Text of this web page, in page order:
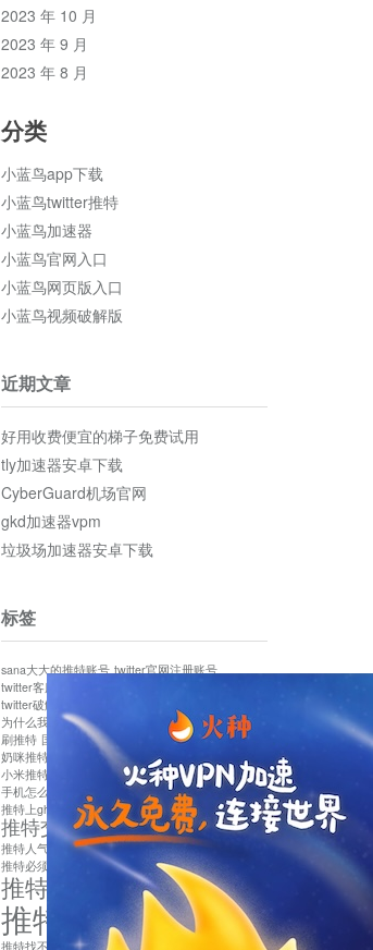
2023 年 10 月
2023 年 9 月
2023 年 8 月
分类
小蓝鸟app下载
小蓝鸟twitter推特
小蓝鸟加速器
小蓝鸟官网入口
小蓝鸟网页版入口
小蓝鸟视频破解版
近期文章
好用收费便宜的梯子免费试用
tly加速器安卓下载
CyberGuard机场官网
gkd加速器vpm
垃圾场加速器安卓下载
标签
sana大大的推特账号 twitter官网注册账号
twitter客服
twitter破解版下载
为什么我推特无法保存设置
作者sana推特是什么
刷推特 国内为什么不能用twitter 国内能用twitter吗
奶咪推特
如何找回推特密码
小米推特闪退是怎么回事 怎么看推特上的视频
手机怎么注册推特账号
推特devil
推特上ghs的女博主
推特交友软件app下载
推特人气萌货小蔡头喵喵喵 推特实名制
推特必须用外网吗
推特怎么取消关联手机号
推特怎么看敏感内容苹果
推特找不到账号 推特注册必须要手机号